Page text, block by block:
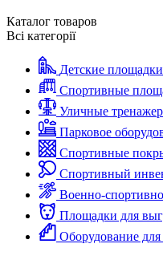
Каталог товаров
Всі категорії
Детские площадки
Спортивные
Уличные
Парковое
Спортивные
Спортивный
Военно-
Площадки для
Оборудование